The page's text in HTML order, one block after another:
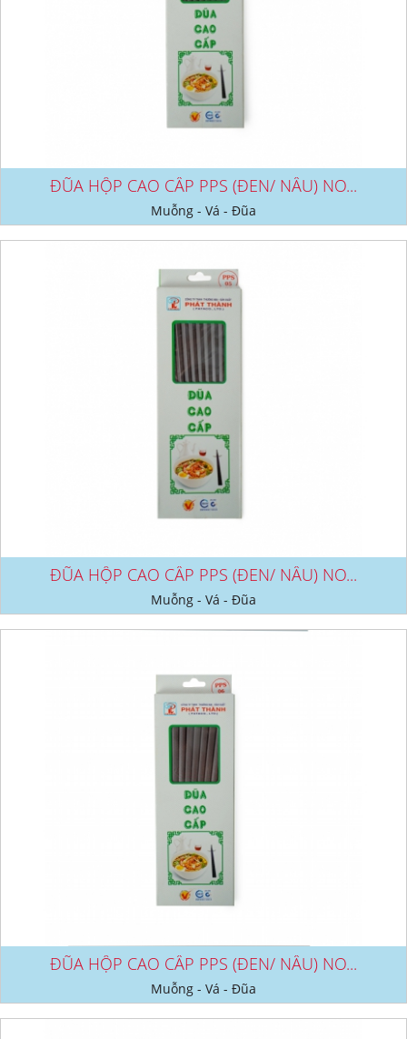
ĐŨA HỘP CAO CẤP PPS (ĐEN/ NÂU) NO...
Muỗng - Vá - Đũa
ĐŨA HỘP CAO CẤP PPS (ĐEN/ NÂU) NO...
Muỗng - Vá - Đũa
ĐŨA HỘP CAO CẤP PPS (ĐEN/ NÂU) NO...
Muỗng - Vá - Đũa